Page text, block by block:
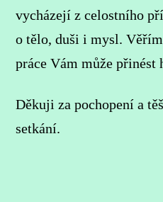
vycházejí z celostního
o tělo, duši i mysl.
práce Vám může
Děkuji za pochopení a
setkání.